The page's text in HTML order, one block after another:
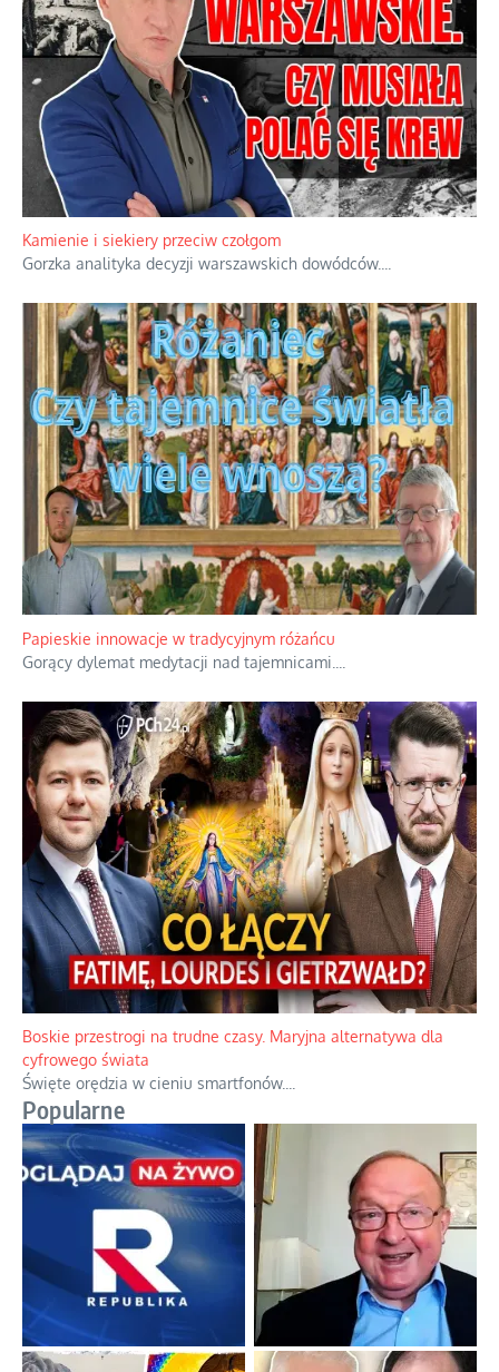
Kamienie i siekiery przeciw czołgom
Gorzka analityka decyzji warszawskich dowódców.
Papieskie innowacje w tradycyjnym różańcu
Gorący dylemat medytacji nad tajemnicami.
Boskie przestrogi na trudne czasy. Maryjna alternatywa dla
cyfrowego świata
Święte orędzia w cieniu smartfonów.
Popularne